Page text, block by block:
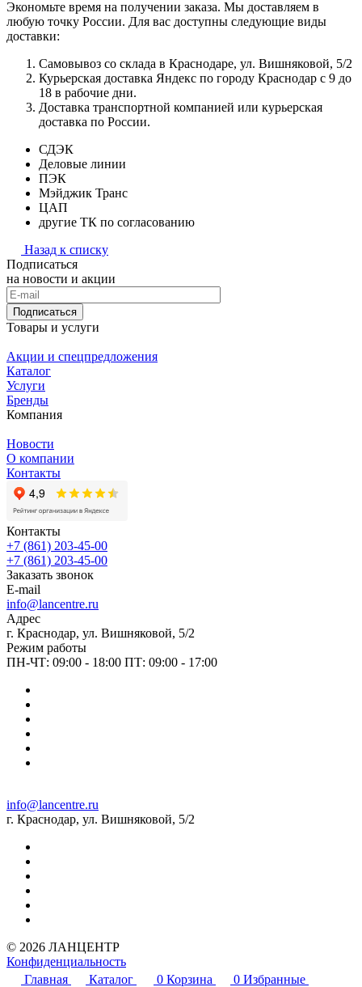
Экономьте время на получении заказа. Мы доставляем в
любую точку России. Для вас доступны следующие виды
доставки:
Самовывоз со склада в Краснодаре, ул. Вишняковой, 5/2
Курьерская доставка Яндекс по городу Краснодар с 9 до
18 в рабочие дни.
Доставка транспортной компанией или курьерская
доставка по России.
СДЭК
Деловые линии
ПЭК
Мэйджик Транс
ЦАП
другие ТК по согласованию
Назад к списку
Подписаться
на новости и акции
Подписаться
Товары и услуги
Акции и спецпредложения
Каталог
Услуги
Бренды
Компания
Новости
О компании
Контакты
Контакты
+7 (861) 203-45-00
+7 (861) 203-45-00
Заказать звонок
E-mail
info@lancentre.ru
Адрес
г. Краснодар, ул. Вишняковой, 5/2
Режим работы
ПН-ЧТ: 09:00 - 18:00 ПТ: 09:00 - 17:00
info@lancentre.ru
г. Краснодар, ул. Вишняковой, 5/2
© 2026 ЛАНЦЕНТР
Конфиденциальность
Главная
Каталог 0 Корзина 0 Избранные